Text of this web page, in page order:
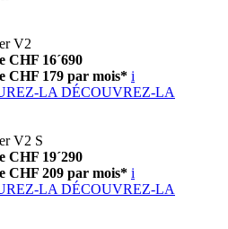
V2
CHF 16´690
CHF 179 par mois* i
LA DÉCOUVREZ-LA
V2 S
CHF 19´290
CHF 209 par mois* i
LA DÉCOUVREZ-LA